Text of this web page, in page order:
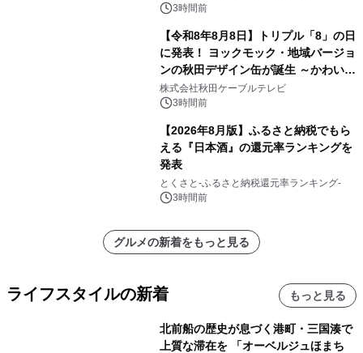
3時間前
【令和8年8月8日】トリプル「8」の日
に発表！ ヨックモック・地域バージョ
ンの秋田デザイン缶が誕生 ～かわいい
秋田犬の子犬と秋田の四季と名所を巡
るパッケージ～ 9月1日(火)秋田県内で
株式会社秋田ケーブルテレビ
3時間前
【2026年8月版】ふるさと納税でもら
える『日本酒』の還元率ランキングを
発表
とくさと-ふるさと納税還元率ランキング-
3時間前
グルメの新着をもっと見る
ライフスタイルの新着 もっと見る
北前船の歴史が息づく港町・三国湊で
上質な滞在を 「オーベルジュほまち